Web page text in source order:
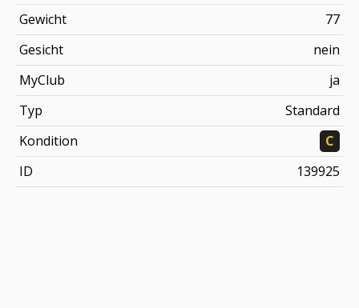
Gewicht
77
Gesicht
nein
MyClub
ja
Typ
Standard
Kondition
C
ID
139925